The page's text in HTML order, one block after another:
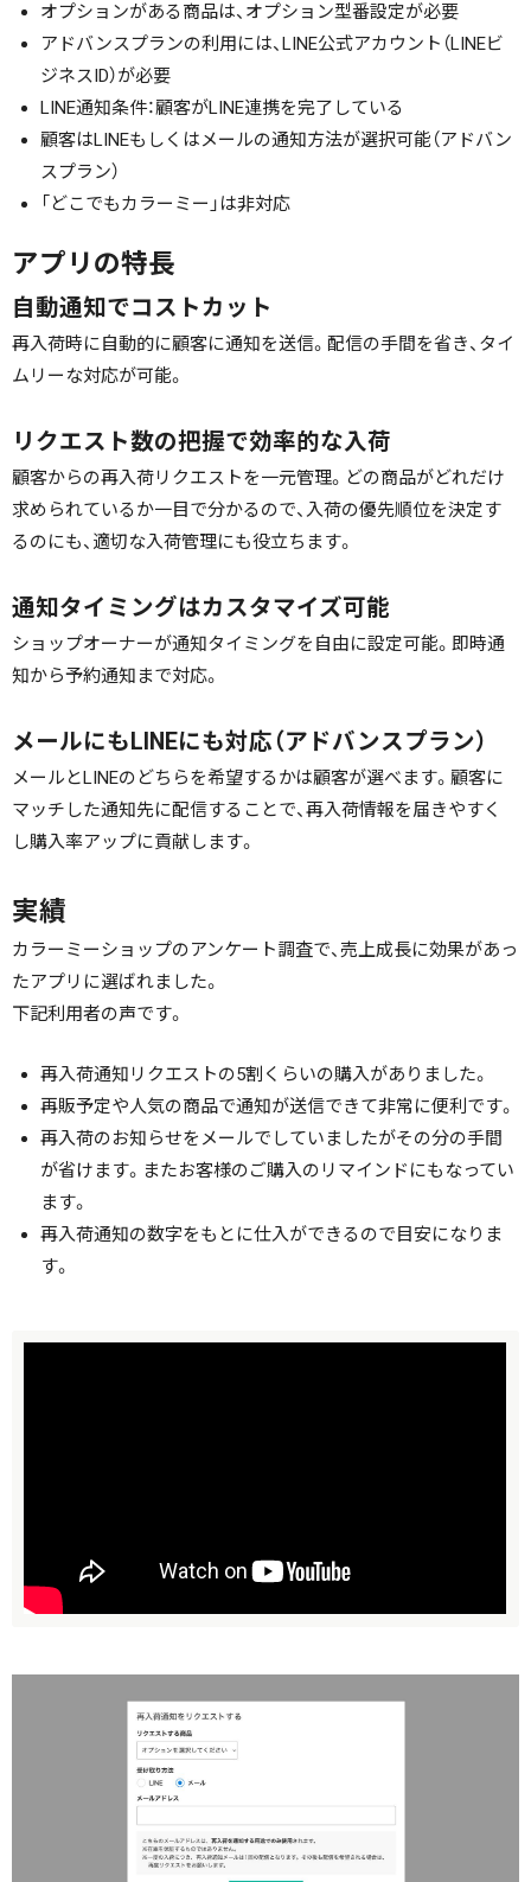
オプションがある商品は、オプション型番設定が必要
アドバンスプランの利用には、LINE公式アカウント（LINEビ
ジネスID）が必要
LINE通知条件：顧客がLINE連携を完了している
顧客はLINEもしくはメールの通知方法が選択可能（アドバン
スプラン）
「どこでもカラーミー」は非対応
アプリの特長
自動通知でコストカット
再入荷時に自動的に顧客に通知を送信。配信の手間を省き、タイ
ムリーな対応が可能。
リクエスト数の把握で効率的な入荷
顧客からの再入荷リクエストを一元管理。どの商品がどれだけ
求められているか一目で分かるので、入荷の優先順位を決定す
るのにも、適切な入荷管理にも役立ちます。
通知タイミングはカスタマイズ可能
ショップオーナーが通知タイミングを自由に設定可能。即時通
知から予約通知まで対応。
メールにもLINEにも対応（アドバンスプラン）
メールとLINEのどちらを希望するかは顧客が選べます。顧客に
マッチした通知先に配信することで、再入荷情報を届きやすく
し購入率アップに貢献します。
実績
カラーミーショップのアンケート調査で、売上成長に効果があっ
たアプリに選ばれました。
下記利用者の声です。
再入荷通知リクエストの5割くらいの購入がありました。
再販予定や人気の商品で通知が送信できて非常に便利です。
再入荷のお知らせをメールでしていましたがその分の手間
が省けます。またお客様のご購入のリマインドにもなってい
ます。
再入荷通知の数字をもとに仕入ができるので目安になりま
す。